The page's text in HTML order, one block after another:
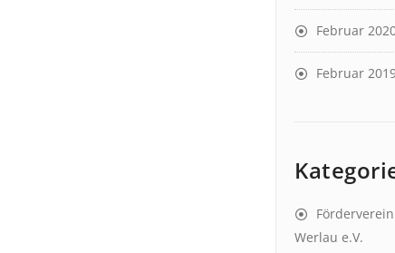
Februar
Februar
Werlau e.V.